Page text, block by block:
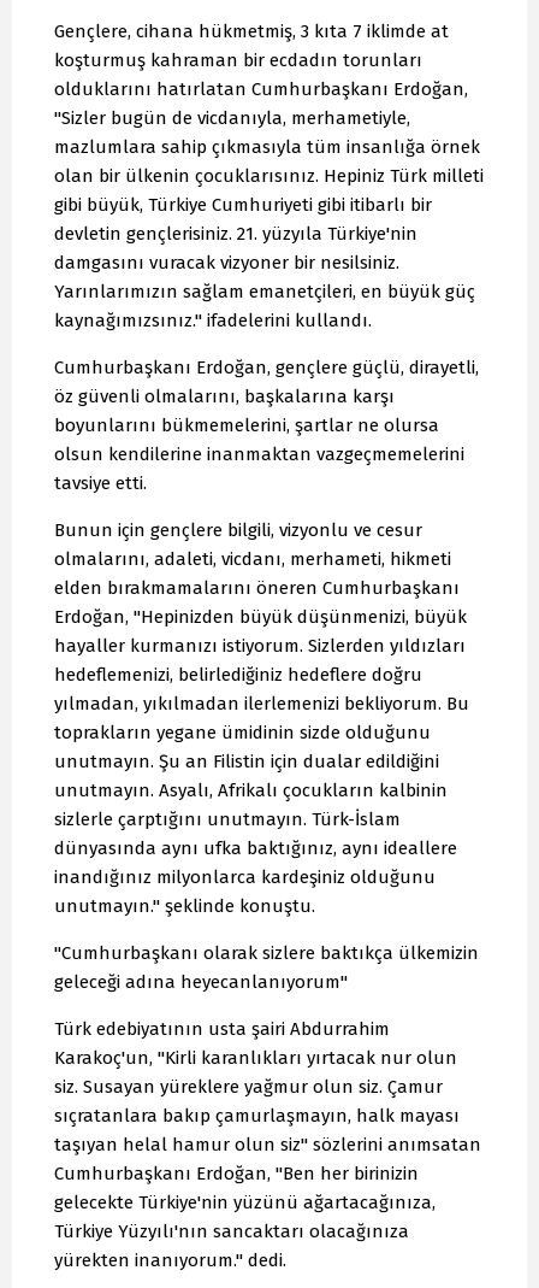
Gençlere, cihana hükmetmiş, 3 kıta 7 iklimde at
koşturmuş kahraman bir ecdadın torunları
olduklarını hatırlatan Cumhurbaşkanı Erdoğan,
"Sizler bugün de vicdanıyla, merhametiyle,
mazlumlara sahip çıkmasıyla tüm insanlığa örnek
olan bir ülkenin çocuklarısınız. Hepiniz Türk milleti
gibi büyük, Türkiye Cumhuriyeti gibi itibarlı bir
devletin gençlerisiniz. 21. yüzyıla Türkiye'nin
damgasını vuracak vizyoner bir nesilsiniz.
Yarınlarımızın sağlam emanetçileri, en büyük güç
kaynağımızsınız." ifadelerini kullandı.
Cumhurbaşkanı Erdoğan, gençlere güçlü, dirayetli,
öz güvenli olmalarını, başkalarına karşı
boyunlarını bükmemelerini, şartlar ne olursa
olsun kendilerine inanmaktan vazgeçmemelerini
tavsiye etti.
Bunun için gençlere bilgili, vizyonlu ve cesur
olmalarını, adaleti, vicdanı, merhameti, hikmeti
elden bırakmamalarını öneren Cumhurbaşkanı
Erdoğan, "Hepinizden büyük düşünmenizi, büyük
hayaller kurmanızı istiyorum. Sizlerden yıldızları
hedeflemenizi, belirlediğiniz hedeflere doğru
yılmadan, yıkılmadan ilerlemenizi bekliyorum. Bu
toprakların yegane ümidinin sizde olduğunu
unutmayın. Şu an Filistin için dualar edildiğini
unutmayın. Asyalı, Afrikalı çocukların kalbinin
sizlerle çarptığını unutmayın. Türk-İslam
dünyasında aynı ufka baktığınız, aynı ideallere
inandığınız milyonlarca kardeşiniz olduğunu
unutmayın." şeklinde konuştu.
"Cumhurbaşkanı olarak sizlere baktıkça ülkemizin
geleceği adına heyecanlanıyorum"
Türk edebiyatının usta şairi Abdurrahim
Karakoç'un, "Kirli karanlıkları yırtacak nur olun
siz. Susayan yüreklere yağmur olun siz. Çamur
sıçratanlara bakıp çamurlaşmayın, halk mayası
taşıyan helal hamur olun siz" sözlerini anımsatan
Cumhurbaşkanı Erdoğan, "Ben her birinizin
gelecekte Türkiye'nin yüzünü ağartacağınıza,
Türkiye Yüzyılı'nın sancaktarı olacağınıza
yürekten inanıyorum." dedi.